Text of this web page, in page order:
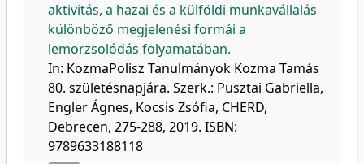
aktivitás, a hazai és a külföldi munkavállalás
különböző megjelenési formái a
lemorzsolódás folyamatában.
In: KozmaPolisz Tanulmányok Kozma Tamás
80. születésnapjára. Szerk.: Pusztai Gabriella,
Engler Ágnes, Kocsis Zsófia, CHERD,
Debrecen, 275-288, 2019. ISBN:
9789633188118